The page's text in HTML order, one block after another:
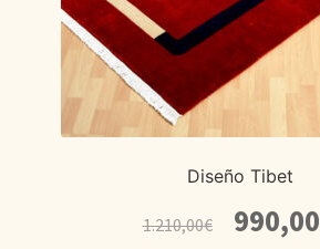
Diseño Tibet
1.210,00€ precio
990,00